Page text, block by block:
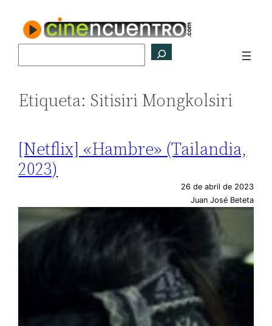
contenido
Etiqueta: Sitisiri Mongkolsiri
[Netflix] «Hambre» (Tailandia,
2023)
26 de abril de 2023
Juan José Beteta